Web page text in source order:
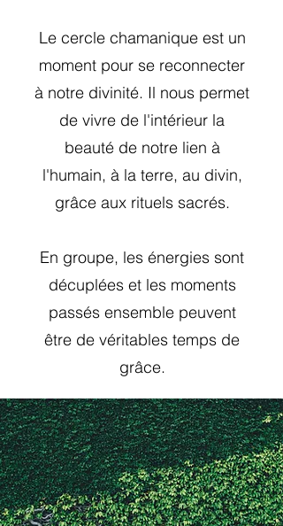
Le cercle chamanique est un
moment pour se reconnecter
à notre divinité. Il nous permet
de vivre de l'intérieur la
beauté de notre lien à
l'humain, à la terre, au divin,
grâce aux rituels sacrés.
En groupe, les énergies sont
décuplées et les moments
passés ensemble peuvent
être de véritables temps de
grâce.